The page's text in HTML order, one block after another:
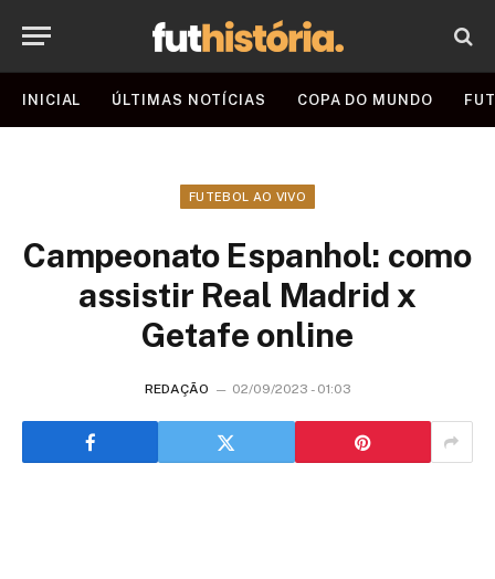
INICIAL ÚLTIMAS NOTÍCIAS COPA DO MUNDO
FUTEBOL AO VIVO
Campeonato Espanhol: como
assistir Real Madrid x
Getafe online
REDAÇÃO 02/09/2023 - 01:03